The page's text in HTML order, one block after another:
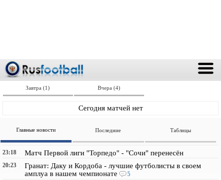
Завтра (1) Вчера (4)
Сегодня матчей нет
Главные новости Последние Таблицы
23:18 Матч Первой лиги "Торпедо" - "Сочи" перенесён
20:23
Гранат: Даку и Кордоба - лучшие футболисты в своем
амплуа в нашем чемпионате
5